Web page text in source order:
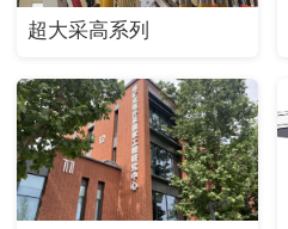
超大采高系列